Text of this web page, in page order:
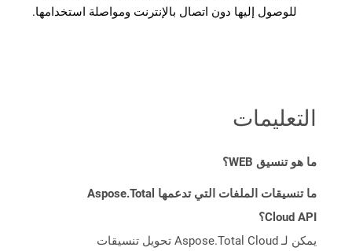
للوصول إليها دون اتصال بالإنترنت ومواصلة استخدامها.
التعليمات
ما هو تنسيق WEB؟
ما تنسيقات الملفات التي تدعمها Aspose.Total
Cloud API؟
يمكن لـ Aspose.Total Cloud تحويل تنسيقات